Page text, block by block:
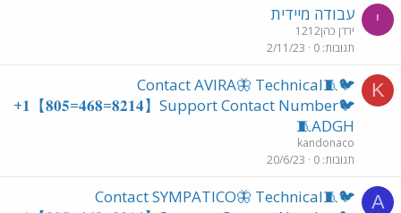
י עבודה מיידית
ירדן כהן1212
תגובות 0
2/11/23
K
🐦🧵Contact AVIRA🦋 Technical
+𝟏【𝟖𝟎𝟓=𝟒𝟔𝟖=𝟖𝟐𝟏𝟒】Support Contact Number🐦
🧵ADGH
kandonaco
תגובות 0
20/6/23
A
🐦🧵Contact SYMPATICO🦋 Technical